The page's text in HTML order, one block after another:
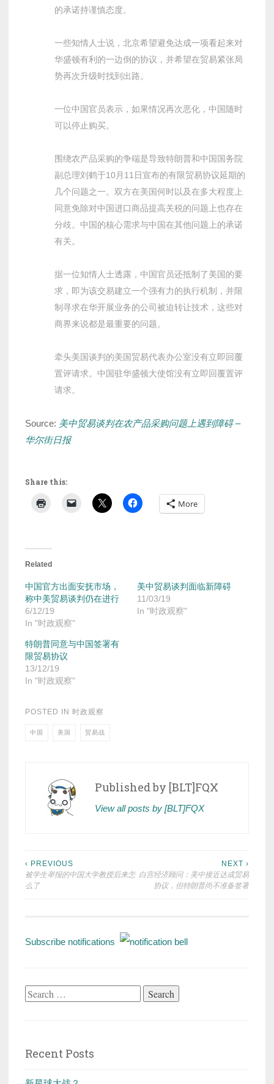
的承诺持谨慎态度。
一些知情人士说，北京希望避免达成一项看起来对
华盛顿有利的一边倒的协议，并希望在贸易紧张局
势再次升级时找到出路。
一位中国官员表示，如果情况再次恶化，中国随时
可以停止购买。
围绕农产品采购的争端是导致特朗普和中国国务院
副总理刘鹤于10月11日宣布的有限贸易协议延期的
几个问题之一。双方在美国何时以及在多大程度上
同意免除对中国进口商品提高关税的问题上也存在
分歧。中国的核心需求与中国在其他问题上的承诺
有关。
据一位知情人士透露，中国官员还抵制了美国的要
求，即为该交易建立一个强有力的执行机制，并限
制寻求在华开展业务的公司被迫转让技术，这些对
商界来说都是最重要的问题。
牵头美国谈判的美国贸易代表办公室没有立即回覆
置评请求。中国驻华盛顿大使馆没有立即回覆置评
请求。
Source: 美中贸易谈判在农产品采购问题上遇到障碍 –
华尔街日报
Share this:
More
Related
中国官方出面安抚市场，
称中美贸易谈判仍在进行
6/12/19
In "时政观察"
美中贸易谈判面临新障碍
11/03/19
In "时政观察"
特朗普同意与中国签署有
限贸易协议
13/12/19
In "时政观察"
POSTED IN 时政观察
中国 美国 贸易战
Published by [BLT]FQX
View all posts by [BLT]FQX
Post
navigation
‹ PREVIOUS
被学生举报的中国大学教授后来怎
么了
NEXT ›
白宫经济顾问：美中接近达成贸易
协议，但特朗普尚不准备签署
Subscribe notifications
Search
Recent Posts